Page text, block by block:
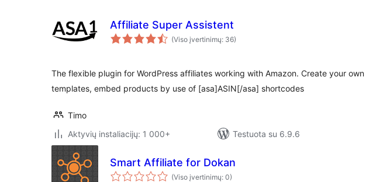
Affiliate Super Assistent
(Viso įvertinimų: 36)
The flexible plugin for WordPress affiliates working with Amazon. Create your own
templates, embed products by use of [asa]ASIN[/asa] shortcodes
Timo
Aktyvių instaliacijų: 1 000+
Testuota su 6.9.6
Smart Affiliate for Dokan
(Viso įvertinimų: 0)